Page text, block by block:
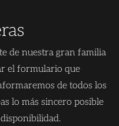
de nuestra gran familia
el formulario que
de todos los
lo más sincero posible